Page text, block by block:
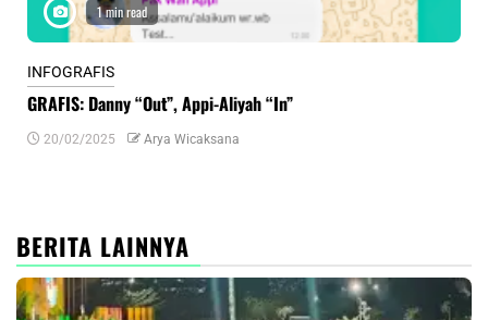
1 min read
INFOGRAFIS
GRAFIS: Danny “Out”, Appi-Aliyah “In”
20/02/2025 Arya Wicaksana
BERITA LAINNYA